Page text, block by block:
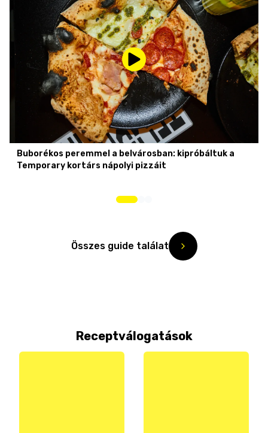
Buborékos peremmel a belvárosban: kipróbáltuk a
Temporary kortárs nápolyi pizzáit
Összes guide találat
Receptválogatások